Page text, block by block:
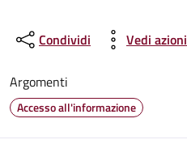
Condividi Vedi azioni
Argomenti
Accesso all'informazione